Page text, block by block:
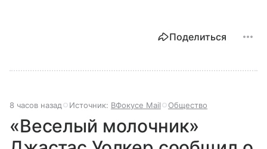
Поделиться
8 часов назад Источник: ВФокусе Mail Общество
«Веселый молочник»